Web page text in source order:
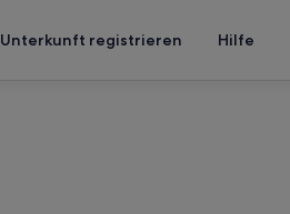
Unterkunft registrieren Hilfe